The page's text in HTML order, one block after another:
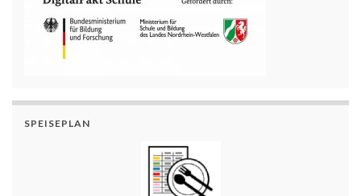
SPEISEPLAN